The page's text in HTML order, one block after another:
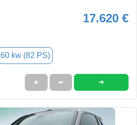
17.620 €
60 kw (82 PS)
★ ➦ ➜